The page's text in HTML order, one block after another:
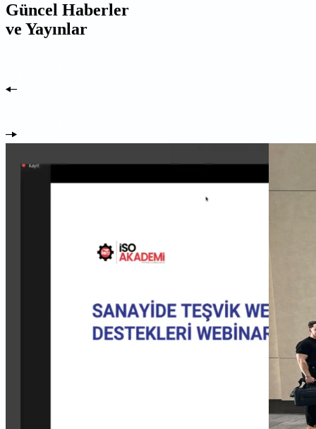
Güncel Haberler
ve Yayınlar